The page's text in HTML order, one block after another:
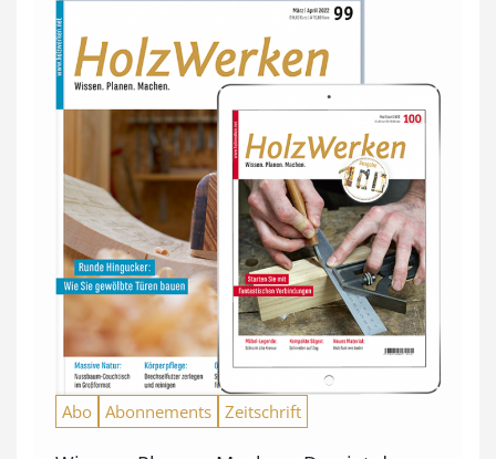
Abo Abonnements Zeitschrift